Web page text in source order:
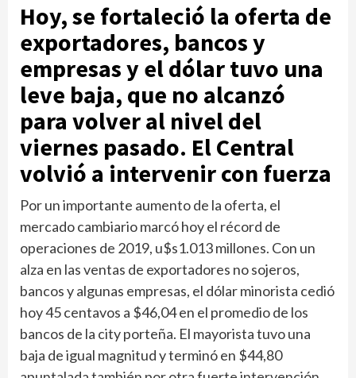
Hoy, se fortaleció la oferta de
exportadores, bancos y
empresas y el dólar tuvo una
leve baja, que no alcanzó
para volver al nivel del
viernes pasado. El Central
volvió a intervenir con fuerza
Por un importante aumento de la oferta, el
mercado cambiario marcó hoy el récord de
operaciones de 2019, u$s1.013 millones. Con un
alza en las ventas de exportadores no sojeros,
bancos y algunas empresas, el dólar minorista cedió
hoy 45 centavos a $46,04 en el promedio de los
bancos de la city porteña. El mayorista tuvo una
baja de igual magnitud y terminó en $44,80